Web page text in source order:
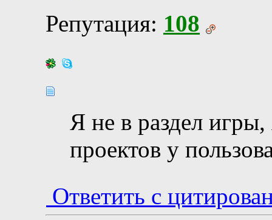
Репутация: 108
Я не в раздел
проектов у
Ответить с